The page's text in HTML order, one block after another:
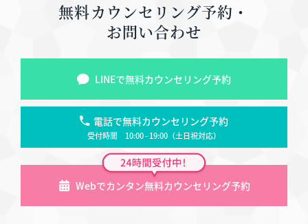
無料カウンセリング予約・
お問い合わせ
LINEで無料カウンセリング予約
電話で無料カウンセリング予約
受付時間 10:00 - 19:00（土日祝対応）
Webでカンタン無料カウンセリング予約